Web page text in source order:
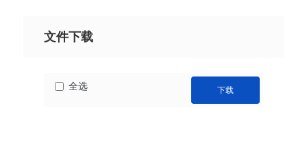
文件下载
全选 下载